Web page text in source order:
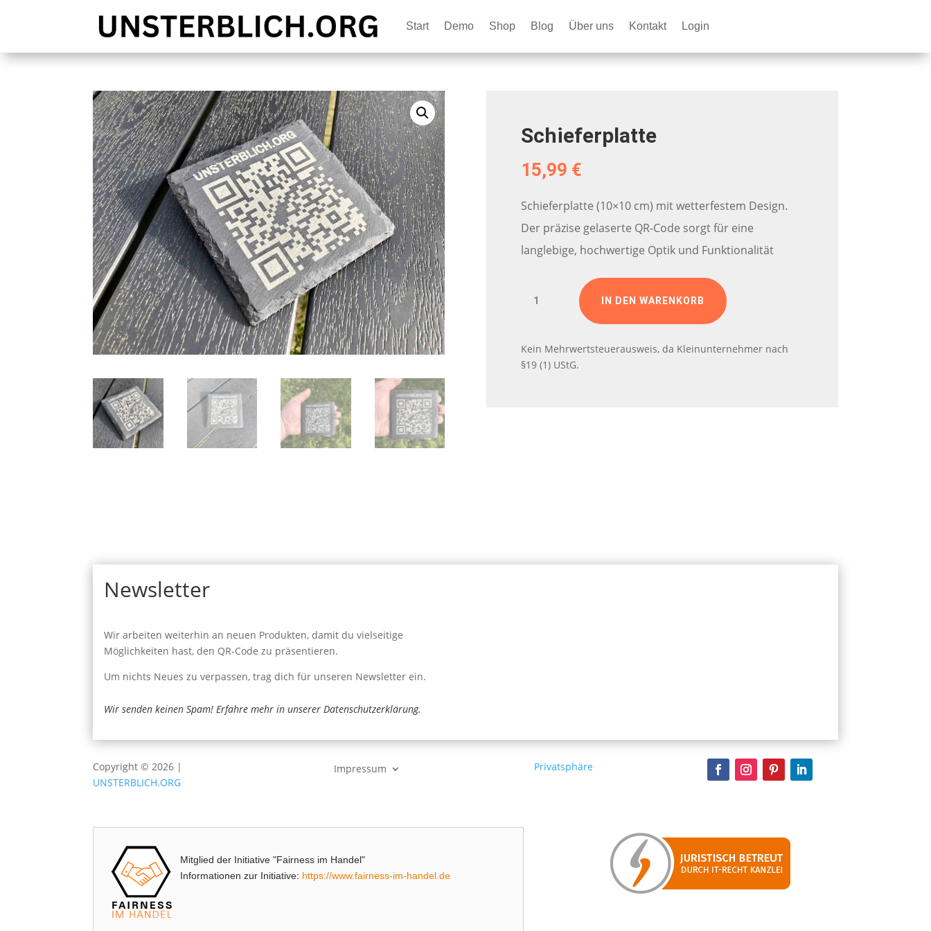
Start Demo Shop Blog Über uns Kontakt Login
Schieferplatte
15,99 €
Schieferplatte (10×10 cm) mit wetterfestem Design.
Der präzise gelaserte QR-Code sorgt für eine
langlebige, hochwertige Optik und Funktionalität
Schieferplatte
Menge
IN DEN WARENKORB
Kein Mehrwertsteuerausweis, da Kleinunternehmer nach
§19 (1) UStG.
Newsletter
Wir arbeiten weiterhin an neuen Produkten, damit du vielseitige
Möglichkeiten hast, den QR-Code zu präsentieren.
Um nichts Neues zu verpassen, trag dich für unseren Newsletter ein.
Wir senden keinen Spam! Erfahre mehr in unserer Datenschutzerklärung.
Copyright © 2026 |
UNSTERBLICH.ORG
Impressum Privatsphäre
Mitglied der Initiative "Fairness im Handel"
Informationen zur Initiative: https://www.fairness-im-handel.de